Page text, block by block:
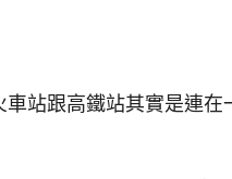
車站跟高鐵站其實是連